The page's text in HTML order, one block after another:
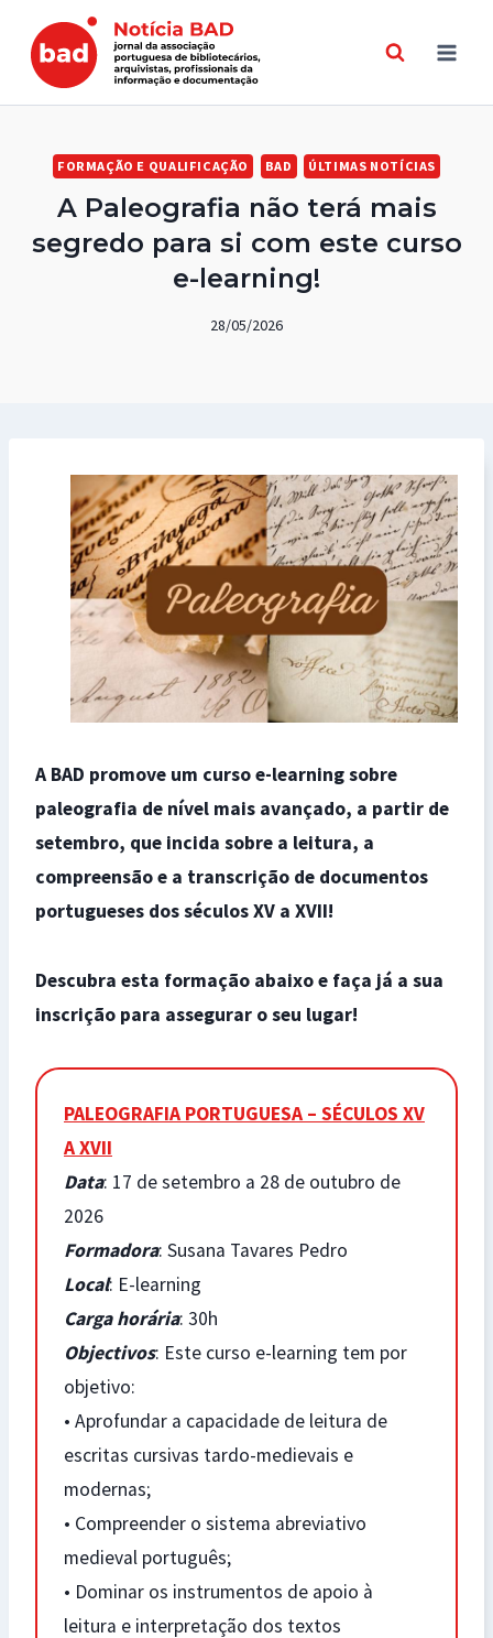
content
FORMAÇÃO E QUALIFICAÇÃO BAD ÚLTIMAS NOTÍCIAS
A Paleografia não terá mais
segredo para si com este curso
e-learning!
28/05/2026
A BAD promove um curso e-learning sobre
paleografia de nível mais avançado, a partir de
setembro, que incida sobre a leitura, a
compreensão e a transcrição de documentos
portugueses dos séculos XV a XVII!
Descubra esta formação abaixo e faça já a sua
inscrição para assegurar o seu lugar!
PALEOGRAFIA PORTUGUESA – SÉCULOS XV
A XVII
Data: 17 de setembro a 28 de outubro de
2026
Formadora: Susana Tavares Pedro
Local: E-learning
Carga horária: 30h
Objectivos: Este curso e-learning tem por
objetivo:
• Aprofundar a capacidade de leitura de
escritas cursivas tardo-medievais e
modernas;
• Compreender o sistema abreviativo
medieval português;
• Dominar os instrumentos de apoio à
leitura e interpretação dos textos